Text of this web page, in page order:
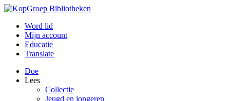
Word lid
Mijn account
Educatie
Translate
Doe
Lees
Collectie
Jeugd en jongeren